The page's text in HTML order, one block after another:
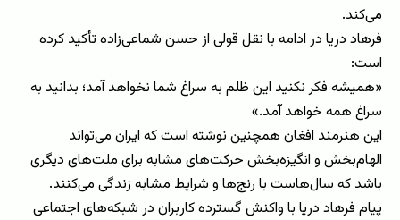
می‌کند.
فرهاد دریا در ادامه با نقل قولی از حسن شماعی‌زاده تأکید کرده
است:
«همیشه فکر نکنید این ظلم به سراغ شما نخواهد آمد؛ بدانید به
سراغ همه خواهد آمد.»
این هنرمند افغان همچنین نوشته است که ایران می‌تواند
الهام‌بخش و انگیزه‌بخش حرکت‌های مشابه برای ملت‌های دیگری
باشد که سال‌هاست با رنج‌ها و شرایط مشابه زندگی می‌کنند.
پیام فرهاد دریا با واکنش گسترده کاربران در شبکه‌های اجتماعی